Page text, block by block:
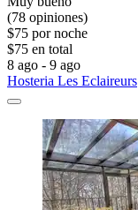
(78 opiniones)
$75 por noche
$75 en total
8 ago - 9 ago
Hosteria Les Eclaireurs